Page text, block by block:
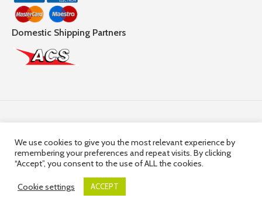
Domestic Shipping Partners
© 2025,Hercules Group| Company Registration number:
HE36663 | Company VAT Registration Number: 10036663R
We use cookies to give you the most relevant experience by
remembering your preferences and repeat visits. By clicking
“Accept”, you consent to the use of ALL the cookies.
Cookie settings ACCEPT